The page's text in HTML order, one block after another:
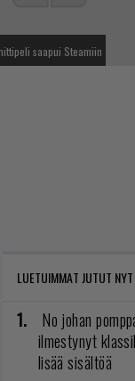
saapui Steamiin
LUETUIMMAT JUTUT NYT
No johan
ilmestynyt
lisää sisältöä